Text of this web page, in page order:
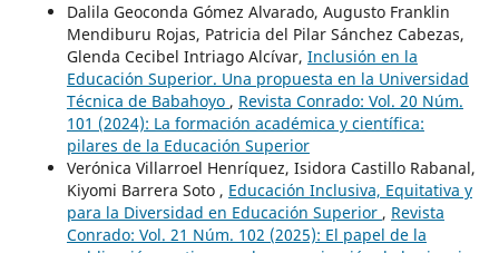
Dalila Geoconda Gómez Alvarado, Augusto Franklin
Mendiburu Rojas, Patricia del Pilar Sánchez Cabezas,
Glenda Cecibel Intriago Alcívar, Inclusión en la
Educación Superior. Una propuesta en la Universidad
Técnica de Babahoyo , Revista Conrado: Vol. 20 Núm.
101 (2024): La formación académica y científica:
pilares de la Educación Superior
Verónica Villarroel Henríquez, Isidora Castillo Rabanal,
Kiyomi Barrera Soto , Educación Inclusiva, Equitativa y
para la Diversidad en Educación Superior , Revista
Conrado: Vol. 21 Núm. 102 (2025): El papel de la